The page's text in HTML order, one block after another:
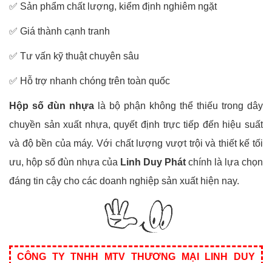
✅ Sản phẩm chất lượng, kiểm định nghiêm ngặt
✅ Giá thành cạnh tranh
✅ Tư vấn kỹ thuật chuyên sâu
✅ Hỗ trợ nhanh chóng trên toàn quốc
Hộp số đùn nhựa là bộ phận không thể thiếu trong dây
chuyền sản xuất nhựa, quyết định trực tiếp đến hiệu suất
và độ bền của máy. Với chất lượng vượt trội và thiết kế tối
ưu, hộp số đùn nhựa của Linh Duy Phát chính là lựa chọn
đáng tin cậy cho các doanh nghiệp sản xuất hiện nay.
CÔNG TY TNHH MTV THƯƠNG MẠI LINH DUY